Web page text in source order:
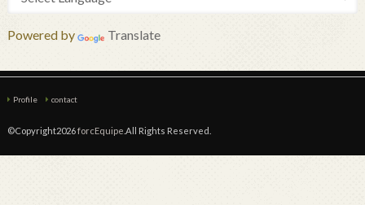
Powered by Translate
Profile contact
©Copyright2026forcEquipe .All Rights Reserved.